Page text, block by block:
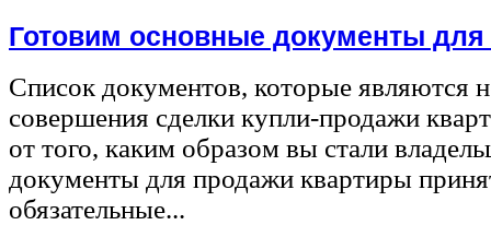
Готовим основные документы
Список документов, которые являются
совершения сделки купли-продажи
от того, каким образом вы стали
документы для продажи квартиры
обязательные...